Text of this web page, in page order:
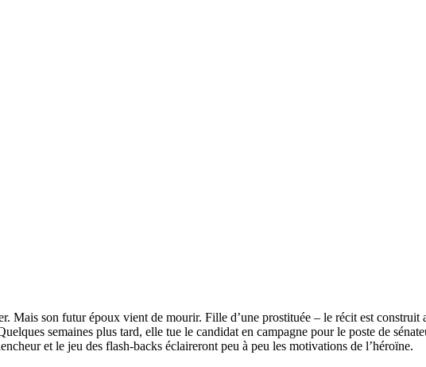
son futur époux vient de mourir. Fille d’une prostituée – le récit est construit
semaines plus tard, elle tue le candidat en campagne pour le poste de
et le jeu des flash-backs éclaireront peu à peu les motivations de l’héroïne.